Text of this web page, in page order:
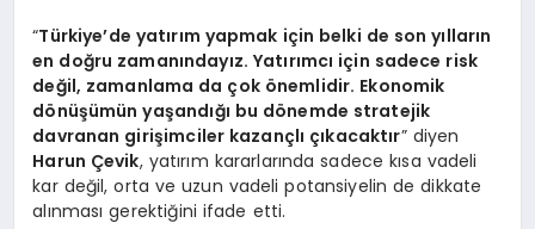
“Türkiye’de yatırım yapmak için belki de son yılların
en doğru zamanındayız. Yatırımcı için sadece risk
değil, zamanlama da çok önemlidir. Ekonomik
dönüşümün yaşandığı bu dönemde stratejik
davranan girişimciler kazançlı çıkacaktır” diyen
Harun Çevik, yatırım kararlarında sadece kısa vadeli
kar değil, orta ve uzun vadeli potansiyelin de dikkate
alınması gerektiğini ifade etti.